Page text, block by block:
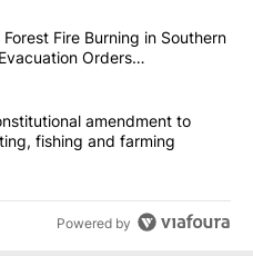
commented articles in the last
Hidden Forest Fire
Forest Fire Burning in Southern
Orders
proposes constitutional
amendment to
fishing and farming
Powered by